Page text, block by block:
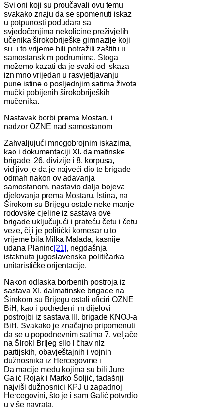
Svi oni koji su proučavali ovu temu
svakako znaju da se spomenuti iskaz
u potpunosti podudara sa
svjedočenjima nekolicine preživjelih
učenika širokobriješke gimnazije koji
su u to vrijeme bili potražili zaštitu u
samostanskim podrumima. Stoga
možemo kazati da je svaki od iskaza
iznimno vrijedan u rasvjetljavanju
pune istine o posljednjim satima života
mučki pobijenih širokobrijeških
mučenika.
Nastavak borbi prema Mostaru i
nadzor OZNE nad samostanom
Zahvaljujući mnogobrojnim iskazima,
kao i dokumentaciji XI. dalmatinske
brigade, 26. divizije i 8. korpusa,
vidljivo je da je najveći dio te brigade
odmah nakon ovladavanja
samostanom, nastavio dalja bojeva
djelovanja prema Mostaru. Istina, na
Širokom su Brijegu ostale neke manje
rodovske cjeline iz sastava ove
brigade uključujući i prateću četu i četu
veze, čiji je politički komesar u to
vrijeme bila Milka Malada, kasnije
udana Planinc[21], negdašnja
istaknuta jugoslavenska političarka
unitarističke orijentacije.
Nakon odlaska borbenih postroja iz
sastava XI. dalmatinske brigade na
Širokom su Brijegu ostali oficiri OZNE
BiH, kao i podređeni im dijelovi
postrojbi iz sastava III. brigade KNOJ-a
BiH. Svakako je značajno pripomenuti
da se u popodnevnim satima 7. veljače
na Široki Brijeg slio i čitav niz
partijskih, obavještajnih i vojnih
dužnosnika iz Hercegovine i
Dalmacije među kojima su bili Jure
Galić Rojak i Marko Šoljić, tadašnji
najviši dužnosnici KPJ u zapadnoj
Hercegovini, što je i sam Galić potvrdio
u više navrata.